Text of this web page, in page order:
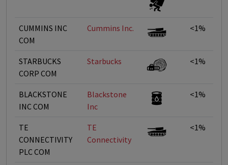
CUMMINS INC
COM
Cummins Inc. <1%
STARBUCKS
CORP COM
Starbucks <1%
BLACKSTONE
INC COM
Blackstone
Inc
<1%
TE
CONNECTIVITY
PLC COM
TE
Connectivity
<1%